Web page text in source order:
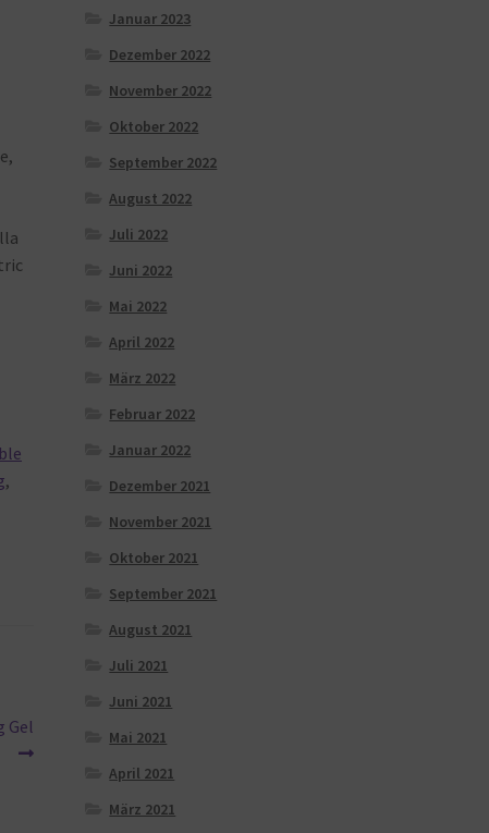
,
Gel
Januar 2023
Dezember 2022
November 2022
Oktober 2022
September 2022
August 2022
Juli 2022
Juni 2022
Mai 2022
April 2022
März 2022
Februar 2022
Januar 2022
Dezember 2021
November 2021
Oktober 2021
September 2021
August 2021
Juli 2021
Juni 2021
Mai 2021
April 2021
März 2021